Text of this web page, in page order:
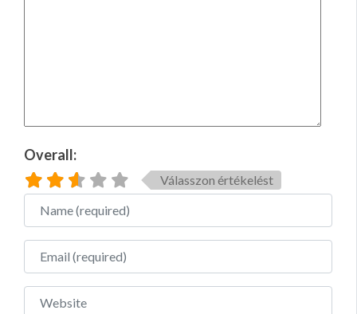
Overall:
Válasszon értékelést
Name
Email
Website